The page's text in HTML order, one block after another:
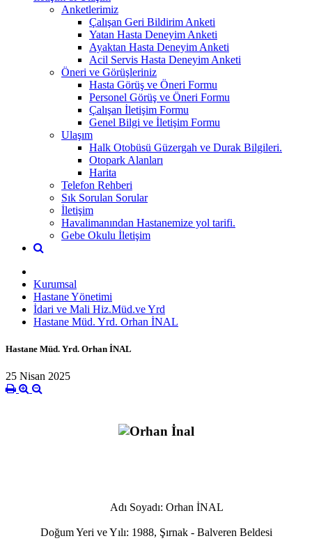
Anketlerimiz
Çalışan Geri Bildirim Anketi
Yatan Hasta Deneyim Anketi
Ayaktan Hasta Deneyim Anketi
Acil Servis Hasta Deneyim Anketi
Öneri ve Görüşleriniz
Hasta Görüş ve Öneri Formu
Personel Görüş ve Öneri Formu
Çalışan İletişim Formu
Genel Bilgi ve İletişim Formu
Ulaşım
Halk Otobüsü Güzergah ve Durak Bilgileri.
Otopark Alanları
Harita
Telefon Rehberi
Sık Sorulan Sorular
İletişim
Havalimanından Hastanemize yol tarifi.
Gebe Okulu İletişim
Kurumsal
Hastane Yönetimi
İdari ve Mali Hiz.Müd.ve Yrd
Hastane Müd. Yrd. Orhan İNAL
Hastane Müd. Yrd. Orhan İNAL
25 Nisan 2025
Adı Soyadı: Orhan İNAL
Doğum Yeri ve Yılı: 1988, Şırnak - Balveren Beldesi